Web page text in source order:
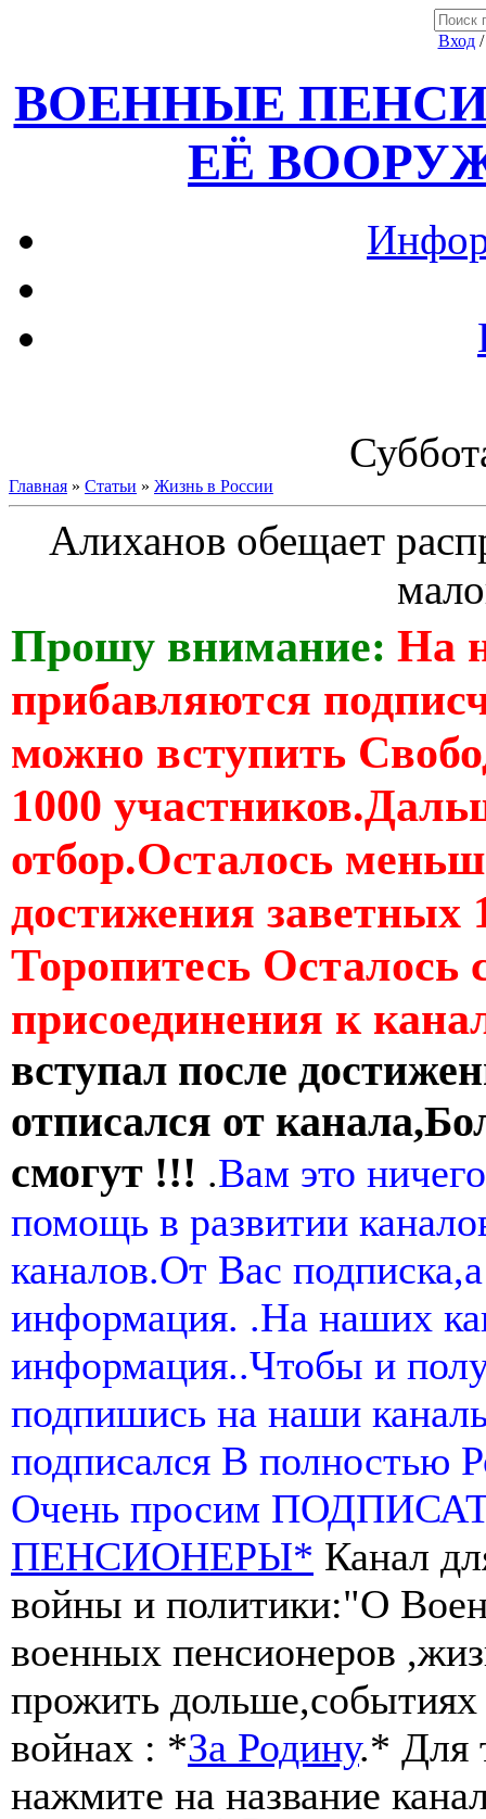
Вход
ВОЕННЫЕ
ЕЁ
Главная » Статьи » Жизнь в России
Алиханов обещает
Прошу внимание: На
прибавляются
можно вступить
1000
отбор.Осталось
достижения заветных
Торопитесь Осталось
присоединения к
вступал после
отписался от
смогут !!! .Вам это
помощь в развитии
каналов.От Вас
информация. .На наших
информация..Чтобы и
подпишись на наши
подписался В полностью
Очень просим
ПЕНСИОНЕРЫ* Канал
войны и политики:"О
военных пенсионеров
прожить
войнах : *За Родину.* Для
нажмите на название